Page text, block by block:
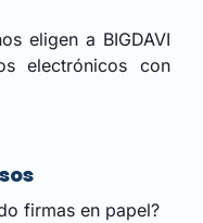
eligen a BIGDAVI
electrónicos con
firmas en papel?